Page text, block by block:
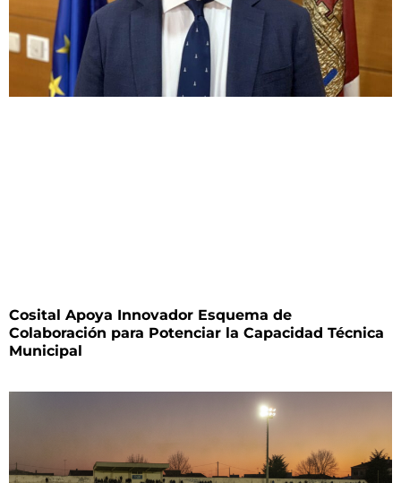
Cosital Apoya Innovador Esquema de
Colaboración para Potenciar la Capacidad Técnica
Municipal